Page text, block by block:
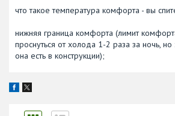
что такое температура комфорта - вы
нижняя граница комфорта (лимит
проснуться от холода 1-2 раза за ночь,
она есть в конструкции);